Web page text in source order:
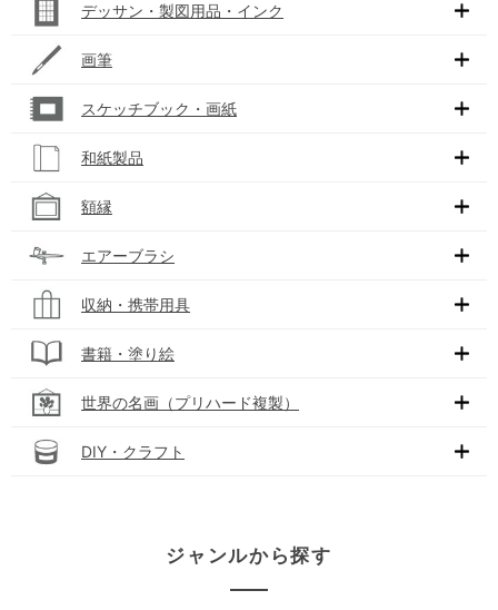
デッサン・製図用品・インク
画筆
スケッチブック・画紙
和紙製品
額縁
エアーブラシ
収納・携帯用具
書籍・塗り絵
世界の名画（プリハード複製）
DIY・クラフト
ジャンルから探す